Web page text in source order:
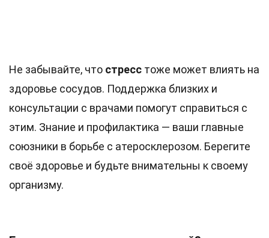
Не забывайте, что стресс тоже может влиять на
здоровье сосудов. Поддержка близких и
консультации с врачами помогут справиться с
этим. Знание и профилактика — ваши главные
союзники в борьбе с атеросклерозом. Берегите
своё здоровье и будьте внимательны к своему
организму.